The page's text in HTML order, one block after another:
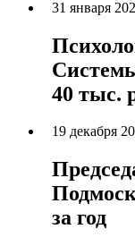
31 января
40 тыс.
19 декабря
за год